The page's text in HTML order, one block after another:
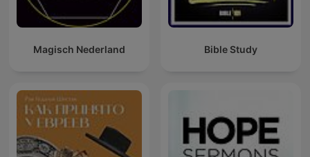
Magisch Nederland Bible Study